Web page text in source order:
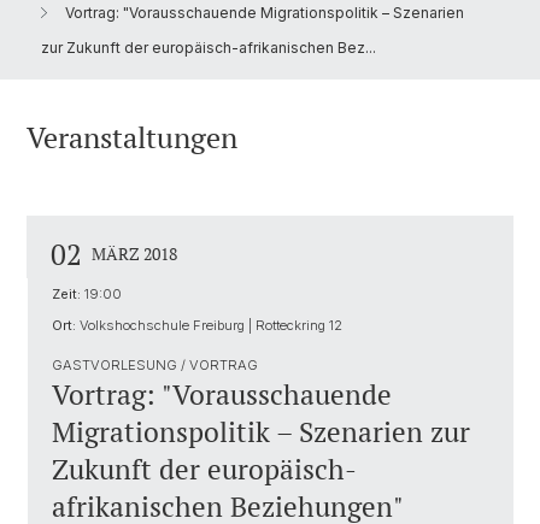
Vortrag: "Vorausschauende Migrationspolitik – Szenarien
zur Zukunft der europäisch-afrikanischen Bez...
Veranstaltungen
02 MÄRZ 2018
Zeit: 19:00
Ort: Volkshochschule Freiburg | Rotteckring 12
GASTVORLESUNG / VORTRAG
Vortrag: "Vorausschauende
Migrationspolitik – Szenarien zur
Zukunft der europäisch-
afrikanischen Beziehungen"